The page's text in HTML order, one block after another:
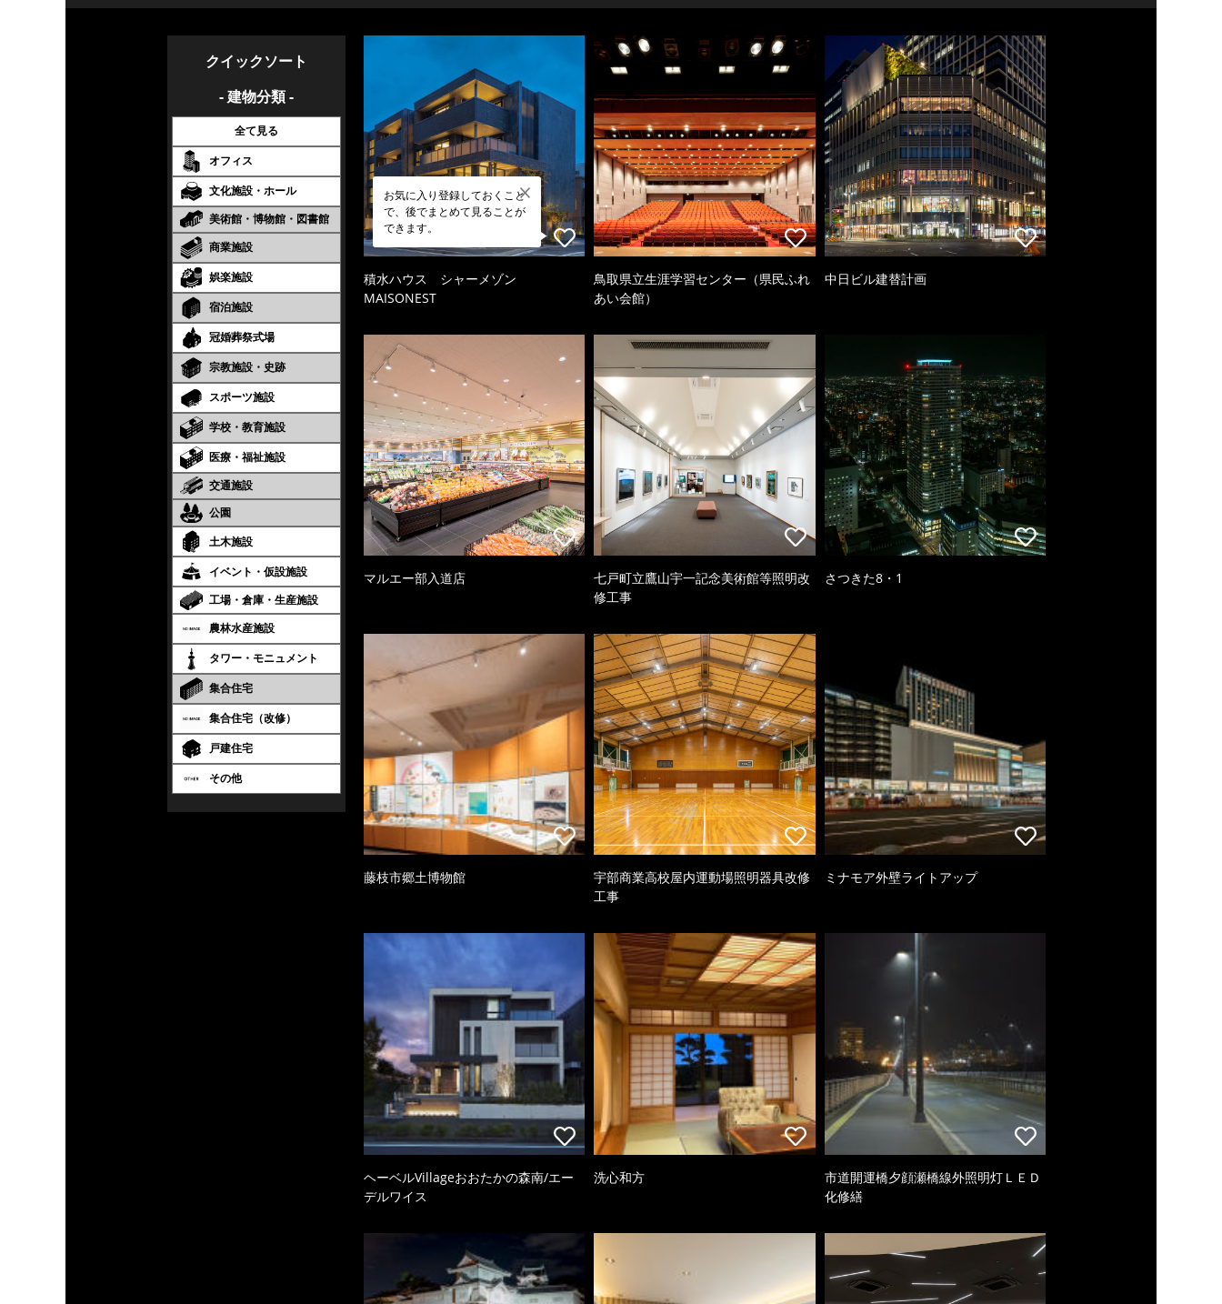
クイックソート
- 建物分類 -
全て見る
オフィス
文化施設・ホール
美術館・博物館・図書館
商業施設
娯楽施設
宿泊施設
冠婚葬祭式場
宗教施設・史跡
スポーツ施設
学校・教育施設
医療・福祉施設
交通施設
公園
土木施設
イベント・仮設施設
工場・倉庫・生産施設
農林水産施設
タワー・モニュメント
集合住宅
集合住宅（改修）
戸建住宅
その他
お気に入り登録しておくこと
で、後でまとめて見ることが
できます。
積水ハウス シャーメゾン
MAISONEST
鳥取県立生涯学習センター（県民ふれ
あい会館）
中日ビル建替計画
マルエー部入道店
七戸町立鷹山宇一記念美術館等照明改
修工事
さつきた8・1
藤枝市郷土博物館
宇部商業高校屋内運動場照明器具改修
工事
ミナモア外壁ライトアップ
ヘーベルVillageおおたかの森南/エー
デルワイス
洗心和方
市道開運橋夕顔瀬橋線外照明灯ＬＥＤ
化修繕